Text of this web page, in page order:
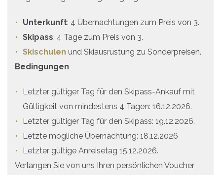
Unterkunft: 4 Übernachtungen zum Preis von 3.
Skipass: 4 Tage zum Preis von 3.
Skischulen und Skiausrüstung zu Sonderpreisen.
Bedingungen
Letzter gültiger Tag für den Skipass-Ankauf mit
Gültigkeit von mindestens 4 Tagen: 16.12.2026.
Letzter gültiger Tag für den Skipass: 19.12.2026.
Letzte mögliche Übernachtung: 18.12.2026
Letzter gültige Anreisetag 15.12.2026.
Verlangen Sie von uns Ihren persönlichen Voucher